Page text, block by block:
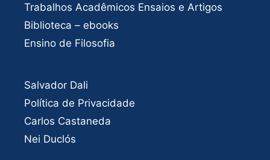
Trabalhos Acadêmicos Ensaios e Artigos
Biblioteca – ebooks
Ensino de Filosofia
Salvador Dali
Política de Privacidade
Carlos Castaneda
Nei Duclós